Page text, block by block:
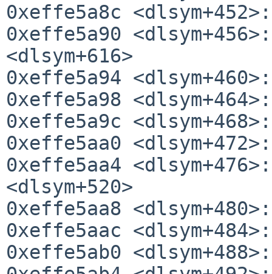
0xeffe5a8c
0xeffe5a90
<dlsym+616>
0xeffe5a94
0xeffe5a98
0xeffe5a9c
0xeffe5aa0
0xeffe5aa4
<dlsym+520>
0xeffe5aa8
0xeffe5aac
0xeffe5ab0